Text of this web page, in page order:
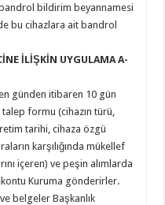
bildirim beyannamesi
bu cihazlara ait bandrol
İLİŞKİN UYGULAMA A-
günden itibaren 10 gün
formu (cihazın türü,
tarihi, cihaza özgü
karşılığında mükellef
içeren) ve peşin alımlarda
Kuruma gönderirler.
belgeler Başkanlık